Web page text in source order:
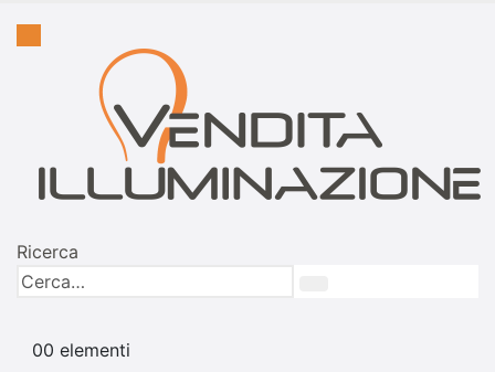
Ricerca
00 elementi